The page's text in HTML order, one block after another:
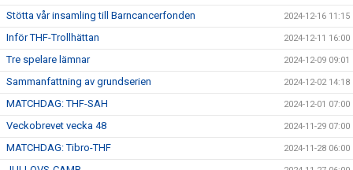
Stötta vår insamling till Barncancerfonden 2024-12-16 11:15
Inför THF-Trollhättan 2024-12-11 16:00
Tre spelare lämnar 2024-12-09 09:01
Sammanfattning av grundserien 2024-12-02 14:18
MATCHDAG: THF-SAH 2024-12-01 07:00
Veckobrevet vecka 48 2024-11-29 07:00
MATCHDAG: Tibro-THF 2024-11-28 06:00